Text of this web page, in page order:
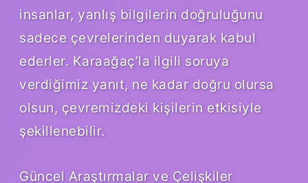
insanlar, yanlış bilgilerin doğruluğunu
sadece çevrelerinden duyarak kabul
ederler. Karaağaç’la ilgili soruya
verdiğimiz yanıt, ne kadar doğru olursa
olsun, çevremizdeki kişilerin etkisiyle
şekillenebilir.
Güncel Araştırmalar ve Çelişkiler